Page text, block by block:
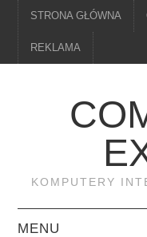
STRONA GŁÓWNA
REKLAMA
KOMPUTERY
MENU